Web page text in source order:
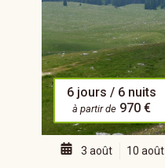
6 jours / 6 nuits
à partir de 970 €
3 août 10 août